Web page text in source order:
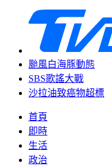
颱風白海豚動態
SBS歌謠大戰
沙拉油致癌物超標
首頁
即時
生活
政治